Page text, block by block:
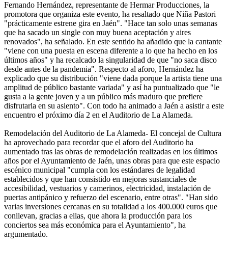
Fernando Hernández, representante de Hermar Producciones, la
promotora que organiza este evento, ha resaltado que Niña Pastori
"prácticamente estrene gira en Jaén". "Hace tan solo unas semanas
que ha sacado un single con muy buena aceptación y aires
renovados", ha señalado. En este sentido ha añadido que la cantante
"viene con una puesta en escena diferente a lo que ha hecho en los
últimos años" y ha recalcado la singularidad de que "no saca disco
desde antes de la pandemia". Respecto al aforo, Hernández ha
explicado que su distribución "viene dada porque la artista tiene una
amplitud de público bastante variada" y así ha puntualizado que "le
gusta a la gente joven y a un público más maduro que prefiere
disfrutarla en su asiento". Con todo ha animado a Jaén a asistir a este
encuentro el próximo día 2 en el Auditorio de La Alameda.
Remodelación del Auditorio de La Alameda- El concejal de Cultura
ha aprovechado para recordar que el aforo del Auditorio ha
aumentado tras las obras de remodelación realizadas en los últimos
años por el Ayuntamiento de Jaén, unas obras para que este espacio
escénico municipal "cumpla con los estándares de legalidad
establecidos y que han consistido en mejoras sustanciales de
accesibilidad, vestuarios y camerinos, electricidad, instalación de
puertas antipánico y refuerzo del escenario, entre otras". "Han sido
varias inversiones cercanas en su totalidad a los 400.000 euros que
conllevan, gracias a ellas, que ahora la producción para los
conciertos sea más económica para el Ayuntamiento", ha
argumentado.